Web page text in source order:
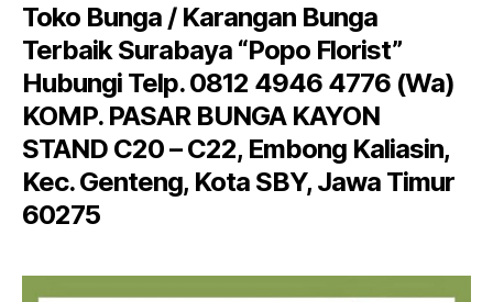
Toko Bunga / Karangan Bunga
Terbaik Surabaya “Popo Florist”
Hubungi Telp. 0812 4946 4776 (Wa)
KOMP. PASAR BUNGA KAYON
STAND C20 – C22, Embong Kaliasin,
Kec. Genteng, Kota SBY, Jawa Timur
60275